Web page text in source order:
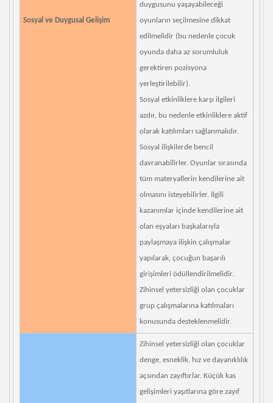
Sosyal ve Duygusal Gelişim
duygusunu yaşayabileceği
oyunların seçilmesine dikkat
edilmelidir (bu nedenle çocuk
oyunda daha az sorumluluk
gerektiren pozisyona
yerleştirilebilir).
Sosyal etkinliklere karşı ilgileri
azdır, bu nedenle etkinliklere aktif
olarak katılımları sağlanmalıdır.
Sosyal ilişkilerde bencil
davranabilirler. Oyunlar sırasında
tüm materyallerin kendilerine ait
olmasını isteyebilirler. İlgili
kazanımlar içinde kendilerine ait
olan eşyaları başkalarıyla
paylaşmaya ilişkin çalışmalar
yapılarak, çocuğun başarılı
girişimleri ödüllendirilmelidir.
Zihinsel yetersizliği olan çocuklar
grup çalışmalarına katılmaları
konusunda desteklenmelidir.
Zihinsel yetersizliği olan çocuklar
denge, esneklik, hız ve dayanıklılık
açsından zayıftırlar. Küçük kas
gelişimleri yaşıtlarına göre zayıf